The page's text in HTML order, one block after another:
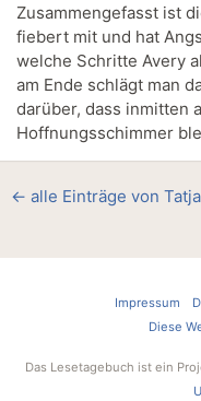
Zusammengefasst ist
fiebert mit und hat
welche Schritte Avery
am Ende schlägt man
darüber, dass inmitten
Hoffnungsschimmer
← alle Einträge von
Impressum
Diese
Das Lesetagebuch ist ein